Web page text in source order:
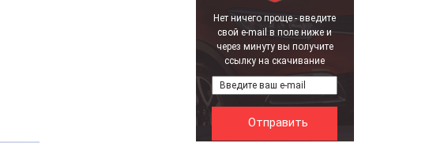
Нет ничего проще - введите
свой e-mail в поле ниже и
через минуту вы получите
ссылку на скачивание